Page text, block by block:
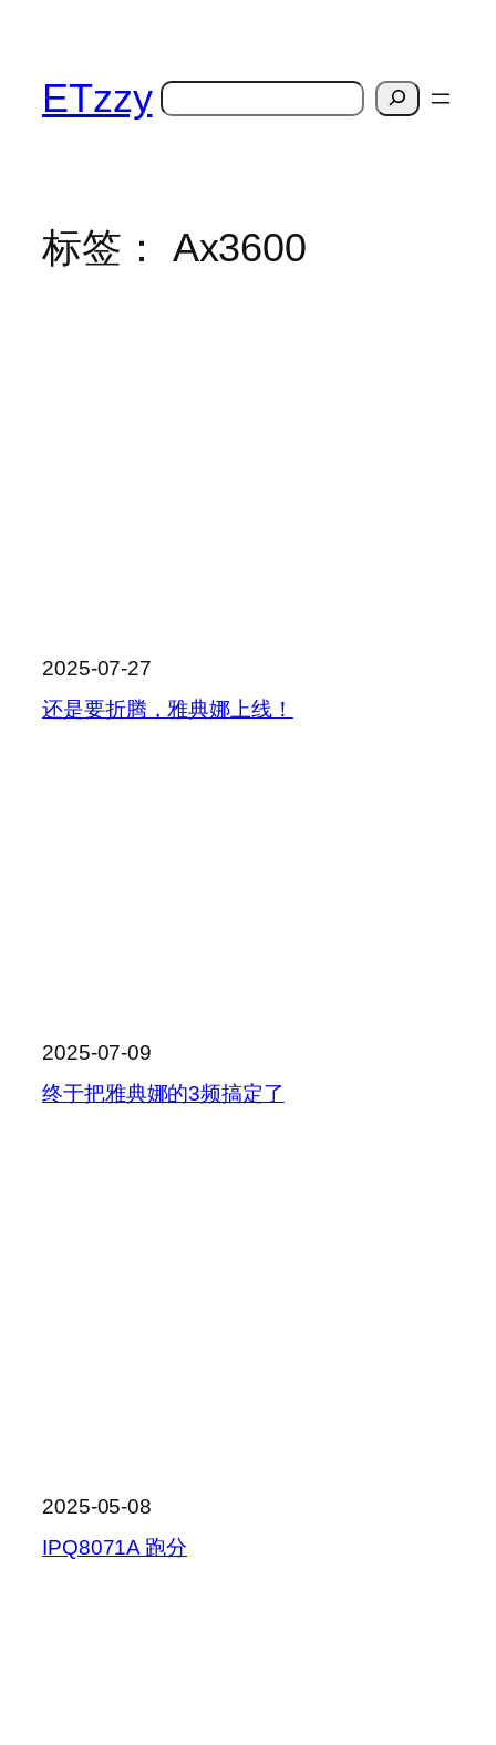
ETzzy 搜
标签： Ax3600
2025-07-27
还是要折腾，雅典娜上线！
2025-07-09
终于把雅典娜的3频搞定了
2025-05-08
IPQ8071A 跑分